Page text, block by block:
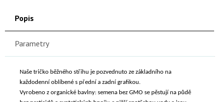
Popis
Parametry
Naše tričko běžného střihu je pozvednuto ze základního na
každodenní oblíbené s přední a zadní grafikou.
Vyrobeno z organické bavlny: semena bez GMO se pěstují na půdě